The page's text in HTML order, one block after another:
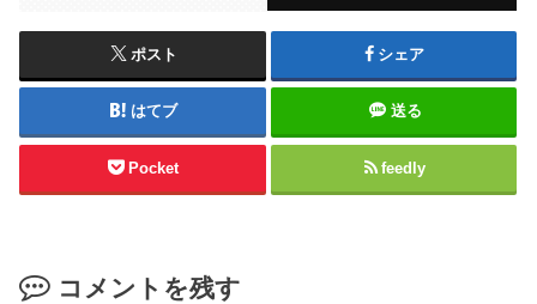
ポスト シェア
はてブ 送る
Pocket feedly
コメントを残す